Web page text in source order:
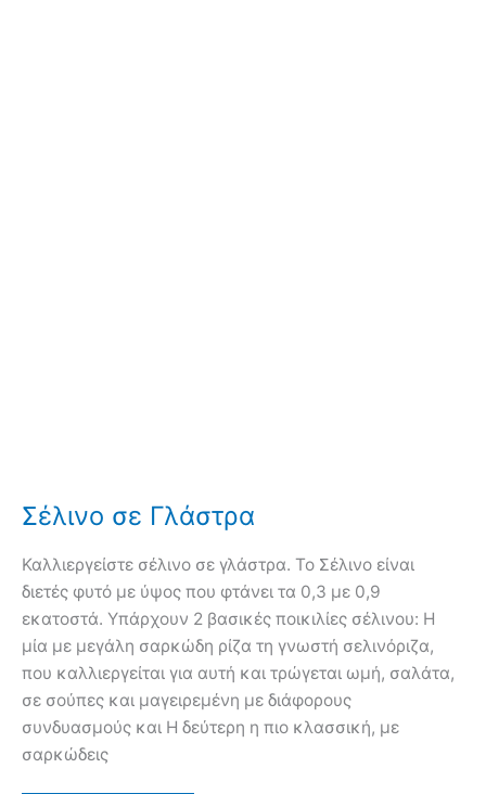
Σέλινο σε Γλάστρα
Καλλιεργείστε σέλινο σε γλάστρα. Το Σέλινο είναι
διετές φυτό με ύψος που φτάνει τα 0,3 με 0,9
εκατοστά. Υπάρχουν 2 βασικές ποικιλίες σέλινου: Η
μία με μεγάλη σαρκώδη ρίζα τη γνωστή σελινόριζα,
που καλλιεργείται για αυτή και τρώγεται ωμή, σαλάτα,
σε σούπες και μαγειρεμένη με διάφορους
συνδυασμούς και Η δεύτερη η πιο κλασσική, με
σαρκώδεις